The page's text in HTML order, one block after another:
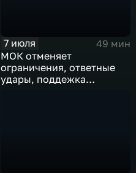
7 июля
49 мин
МОК отменяет
ограничения, ответные
удары, поддежка